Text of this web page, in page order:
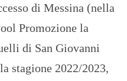
di Messina (nella
Promozione la
di San Giovanni
stagione 2022/2023,